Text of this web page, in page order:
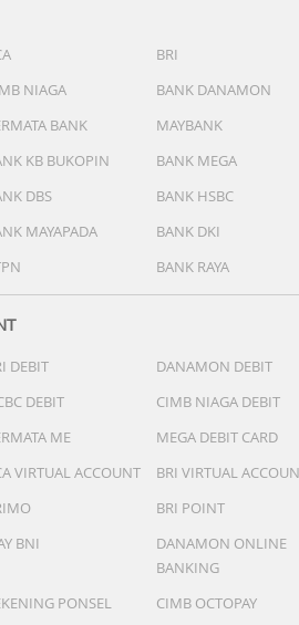
BRI
NIAGA
BANK DANAMON
BANK
MAYBANK
KB BUKOPIN
BANK MEGA
DBS
BANK HSBC
MAYAPADA
BANK DKI
BANK RAYA
DEBIT
DANAMON DEBIT
DEBIT
CIMB NIAGA DEBIT
ME
MEGA DEBIT CARD
VIRTUAL ACCOUNT
BRI VIRTUAL
BRI POINT
BNI
DANAMON ONLINE
BANKING
PONSEL
CIMB OCTOPAY